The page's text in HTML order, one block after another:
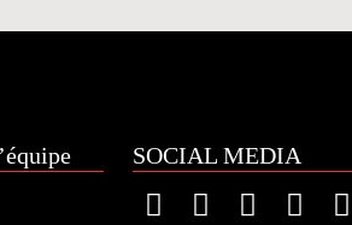
SOCIAL MEDIA